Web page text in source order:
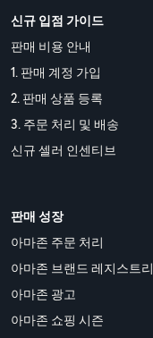
신규 입점 가이드
판매 비용 안내
1. 판매 계정 가입
2. 판매 상품 등록
3. 주문 처리 및 배송
신규 셀러 인센티브
판매 성장
아마존 주문 처리
아마존 브랜드 레지스트리
아마존 광고
아마존 쇼핑 시즌